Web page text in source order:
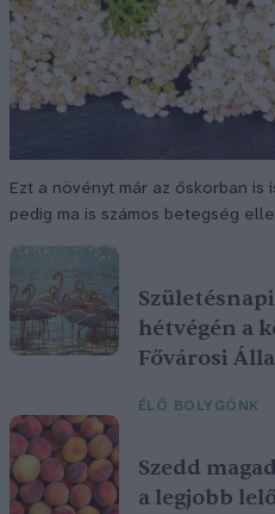
Ezt a növényt már az őskorban is
pedig ma is számos betegség
hétvégén a
Fővárosi
ÉLŐ BOLYGÓNK
Szedd
a legjobb